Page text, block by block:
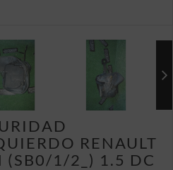
RENAULT
(SB0/1/2_) 1.5 DC